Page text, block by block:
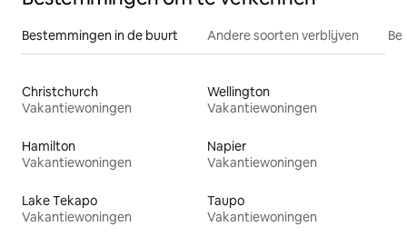
Bestemmingen in de buurt Andere soorten verblijven
Christchurch
Vakantiewoningen
Wellington
Vakantiewoningen
Hamilton
Vakantiewoningen
Napier
Vakantiewoningen
Lake Tekapo
Vakantiewoningen
Taupo
Vakantiewoningen